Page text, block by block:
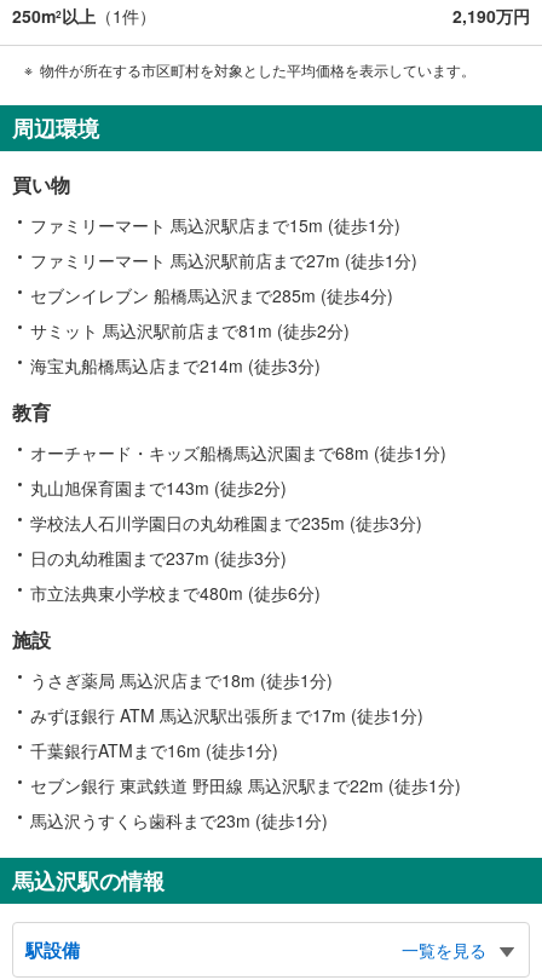
250m2以上 （1件） 2,190万円
物件が所在する市区町村を対象とした平均価格を表示しています。
周辺環境
買い物
ファミリーマート 馬込沢駅店まで15m (徒歩1分)
ファミリーマート 馬込沢駅前店まで27m (徒歩1分)
セブンイレブン 船橋馬込沢まで285m (徒歩4分)
サミット 馬込沢駅前店まで81m (徒歩2分)
海宝丸船橋馬込店まで214m (徒歩3分)
教育
オーチャード・キッズ船橋馬込沢園まで68m (徒歩1分)
丸山旭保育園まで143m (徒歩2分)
学校法人石川学園日の丸幼稚園まで235m (徒歩3分)
日の丸幼稚園まで237m (徒歩3分)
市立法典東小学校まで480m (徒歩6分)
施設
うさぎ薬局 馬込沢店まで18m (徒歩1分)
みずほ銀行 ATM 馬込沢駅出張所まで17m (徒歩1分)
千葉銀行ATMまで16m (徒歩1分)
セブン銀行 東武鉄道 野田線 馬込沢駅まで22m (徒歩1分)
馬込沢うすくら歯科まで23m (徒歩1分)
馬込沢駅の情報
駅設備
一覧を見る